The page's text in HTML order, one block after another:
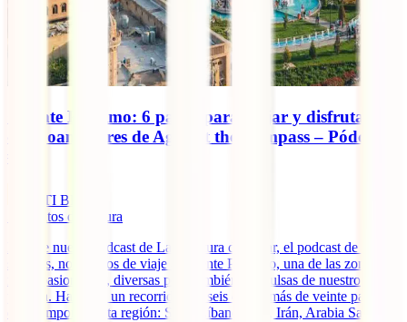
Oriente Próximo: 6 países para viajar y disfrutar,
con Joan Torres de Against the Compass – Pódcast
IATI Blog
minutos de lectura
En este nuevo podcast de La aventura de viajar, el podcast de IATI
seguros, nos vamos de viaje a Oriente Próximo, una de las zonas
más apasionantes, diversas pero también convulsas de nuestro
planeta. Haremos un recorrido por seis de los más de veinte países
que componen esta región: Siria, Líbano, Iraq, Irán, Arabia Saudita